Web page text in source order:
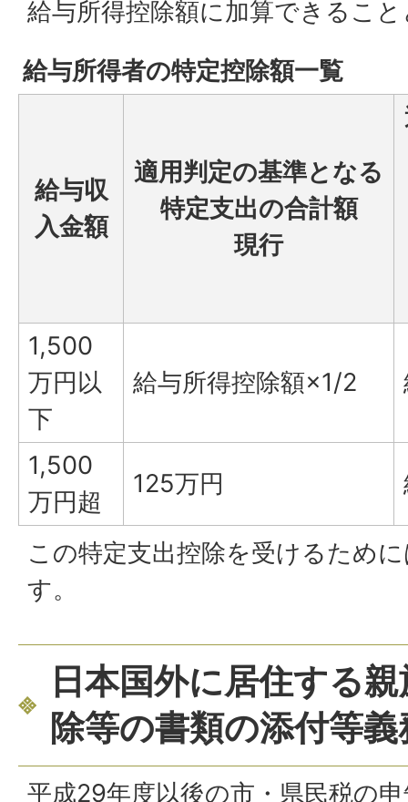
給与所得控除額に加算できるこ
給与所得者の特定控除額一覧
給与収
入金額
適用判定の基準となる
特定支出の合計額
現行
1,500
万円以
下
給与所得控除額×1/2
1,500
万円超
125万円
この特定支出控除を受けるため
す。
日本国外に居住する
除等の書類の添付等義
平成29年度以後の市・県民税の